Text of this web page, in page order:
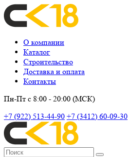
О компании
Каталог
Строительство
Доставка и оплата
Контакты
Пн-Пт с 8:00 - 20:00 (МСК)
+7 (922) 513-44-90 +7 (3412) 60-09-30